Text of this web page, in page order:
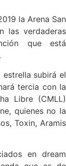
la Arena San
las verdaderas
que está
subirá el
tercia con la
Libre (CMLL)
quienes no la
Toxin, Aramis
en dream